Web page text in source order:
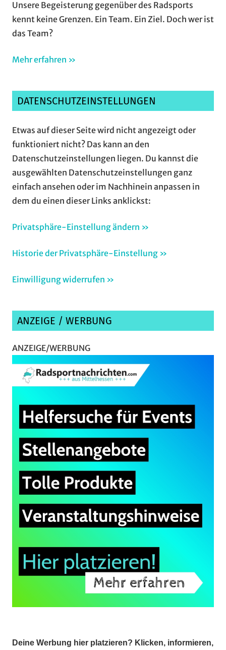
Unsere Begeisterung gegenüber des Radsports
kennt keine Grenzen. Ein Team. Ein Ziel. Doch wer ist
das Team?
Mehr erfahren »
DATENSCHUTZEINSTELLUNGEN
Etwas auf dieser Seite wird nicht angezeigt oder
funktioniert nicht? Das kann an den
Datenschutzeinstellungen liegen. Du kannst die
ausgewählten Datenschutzeinstellungen ganz
einfach ansehen oder im Nachhinein anpassen in
dem du einen dieser Links anklickst:
Privatsphäre-Einstellung ändern »
Historie der Privatsphäre-Einstellung »
Einwilligung widerrufen »
ANZEIGE / WERBUNG
ANZEIGE/WERBUNG
Deine Werbung hier platzieren? Klicken, informieren,